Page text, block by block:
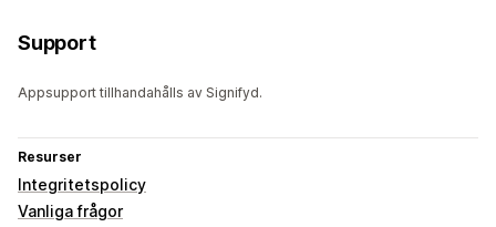
Support
Appsupport tillhandahålls av Signifyd.
Resurser
Integritetspolicy
Vanliga frågor